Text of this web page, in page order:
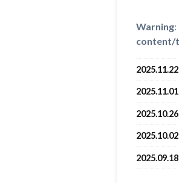
Warning
content/
2025.11.22
2025.11.01
2025.10.26
2025.10.02
2025.09.18